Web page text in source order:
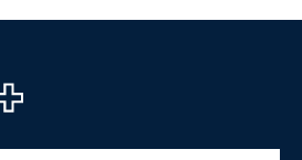
company/swiss-national-
@swissnationalbank